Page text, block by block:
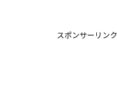
スポンサーリンク